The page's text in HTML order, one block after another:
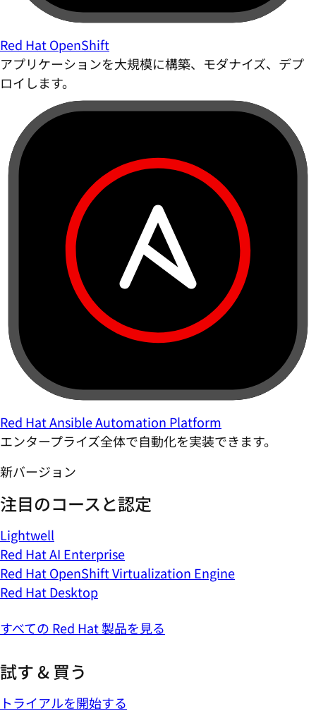
Red Hat OpenShift
アプリケーションを大規模に構築、モダナイズ、デプ
ロイします。
Red Hat Ansible Automation Platform
エンタープライズ全体で自動化を実装できます。
新バージョン
注目のコースと認定
Lightwell
Red Hat AI Enterprise
Red Hat OpenShift Virtualization Engine
Red Hat Desktop
すべての Red Hat 製品を見る
試す & 買う
トライアルを開始する